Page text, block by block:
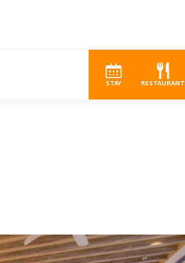
STAY RESTAURANT